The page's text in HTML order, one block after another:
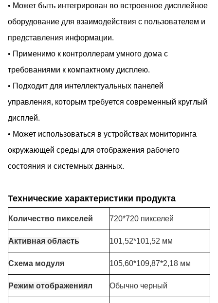
• Может быть интегрирован во встроенное дисплейное
оборудование для взаимодействия с пользователем и
представления информации.
• Применимо к контроллерам умного дома с
требованиями к компактному дисплею.
• Подходит для интеллектуальных панелей
управления, которым требуется современный круглый
дисплей.
• Может использоваться в устройствах мониторинга
окружающей среды для отображения рабочего
состояния и системных данных.
Технические характеристики продукта
Количество пикселей 720*720 пикселей
Активная область 101,52*101,52 мм
Схема модуля 105,60*109,87*2,18 мм
Режим отображениял Обычно черный